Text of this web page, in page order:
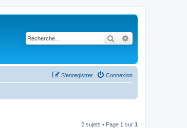
Rechercher
Connexion
S’enregistrer
2 sujets • Page 1 sur 1